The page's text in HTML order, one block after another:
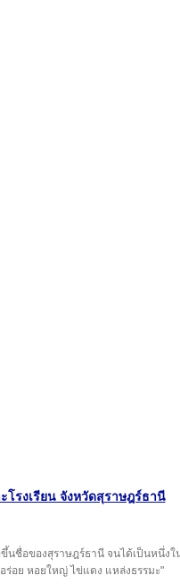
โรงเรียน จังหวัดสุราษฎร์ธานี
ที่ขึ้นชื่อของสุราษฎร์ธานี จนได้เป็นหนึ่
อร่อย หอยใหญ่ ไข่แดง แหล่งธรรมะ"